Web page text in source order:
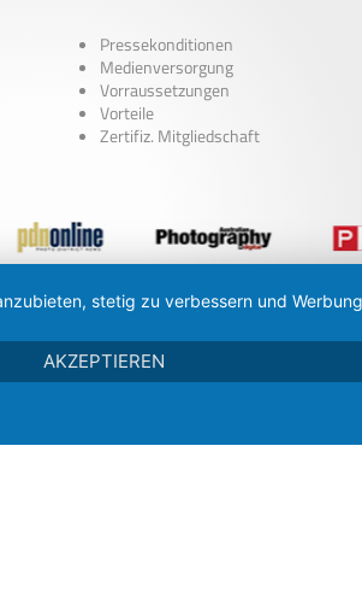
Pressekonditionen
Medienversorgung
Vorraussetzungen
Vorteile
Zertifiz. Mitgliedschaft
stetig zu verbessern und
AKZEPTIEREN